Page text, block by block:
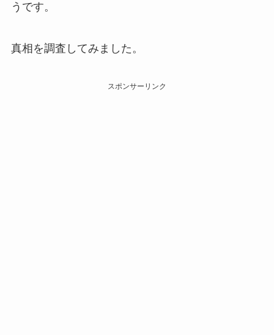
うです。
真相を調査してみました。
スポンサーリンク